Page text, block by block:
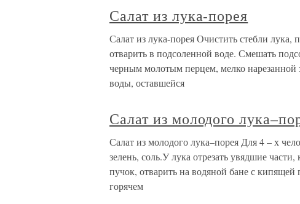
Салат из лука-порея
Салат из лука-порея Очистить стебли
отварить в подсоленной воде. Смешать
черным молотым перцем, мелко
воды, оставшейся
Салат из молодого
Салат из молодого лука–порея Для 4 – х
зелень, соль.У лука отрезать увядшие
пучок, отварить на водяной бане с
горячем